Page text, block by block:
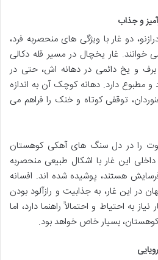
و جذاب
دو غار با ویژگی های منحصربه فرد،
خوانند. غار یخچال در مسیر قله دکالی
و یخ دائمی در دهانه اش، حتی در
مطبوع دارد. دهانه کوچک آن به اندازه
توقفی کوتاه و خنک را فراهم می
را در دل سنگ های آهکی کوهستان
این غار با اشکال طبیعی منحصربه
هستند، پوشیده شده اند. افسانه
در این غار، به جذابیت و رازآلود بودن
به احتیاط و احتمالاً راهنما دارد، اما
کوهستان، بسیار خاص خواهد بود.